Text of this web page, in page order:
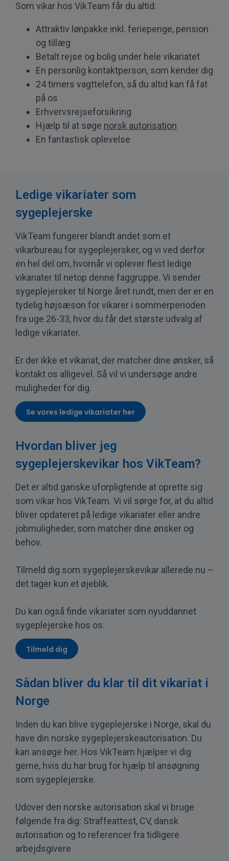
Som vikar hos VikTeam får du altid:
Attraktiv lønpakke inkl. feriepenge, pension
og tillæg
Betalt rejse og bolig under hele vikariatet
En personlig kontaktperson, som kender dig
24 timers vagttelefon, så du altid kan få fat
på os
Erhvervsrejseforsikring
Hjælp til at søge norsk autorisation
En fantastisk oplevelse
Ledige vikariater som
sygeplejerske
VikTeam fungerer blandt andet som et
vikarbureau for sygeplejersker, og vi ved derfor
en hel del om, hvornår vi oplever flest ledige
vikariater til netop denne faggruppe. Vi sender
sygeplejersker til Norge året rundt, men der er en
tydelig højsæson for vikarer i sommerperioden
fra uge 26-33, hvor du får det største udvalg af
ledige vikariater.
Er der ikke et vikariat, der matcher dine ønsker, så
kontakt os alligevel. Så vil vi undersøge andre
muligheder for dig.
Se vores ledige vikariater her
Hvordan bliver jeg
sygeplejerskevikar hos VikTeam?
Det er altid ganske uforpligtende at oprette sig
som vikar hos VikTeam. Vi vil sørge for, at du altid
bliver opdateret på ledige vikariater eller andre
jobmuligheder, som matcher dine ønsker og
behov.
Tilmeld dig som sygeplejerskevikar allerede nu –
det tager kun et øjeblik.
Du kan også finde vikariater som nyuddannet
sygeplejerske hos os.
Tilmeld dig
Sådan bliver du klar til dit vikariat i
Norge
Inden du kan blive sygeplejerske i Norge, skal du
have din norske sygeplejerskeautorisation. Du
kan ansøge her. Hos VikTeam hjælper vi dig
gerne, hvis du har brug for hjælp til ansøgning
som sygeplejerske.
Udover den norske autorisation skal vi bruge
følgende fra dig: Straffeattest, CV, dansk
autorisation og to referencer fra tidligere
arbejdsgivere